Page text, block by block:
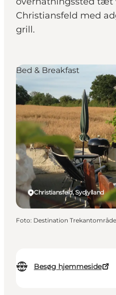
Christiansfeld med
grill.
Besøg hjemmeside
Christiansfeld, Sydjylland
Bed & Breakfast
Foto: Destination